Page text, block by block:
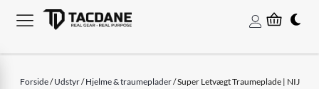
Forside/Udstyr/Hjelme & traumeplader/ Super Letvægt Traumeplade | NIJ